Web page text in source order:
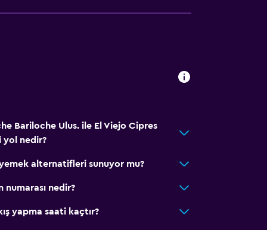
Bariloche Ulus. ile El Viejo Cipres
yol nedir?
alternatifleri sunuyor mu?
numarası nedir?
yapma saati kaçtır?